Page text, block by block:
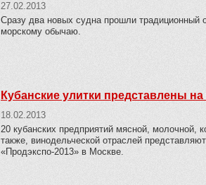
27.02.2013
Сразу два новых судна прошли
морскому обычаю.
Кубанские улитки представлены
18.02.2013
20 кубанских предприятий мясной, молочной,
также, винодельческой отраслей
«Продэкспо-2013» в Москве.